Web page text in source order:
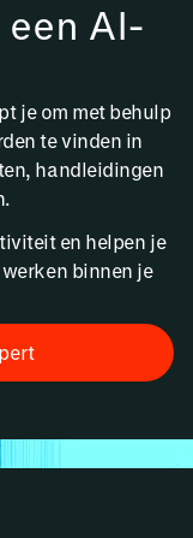
AI-
je om met behulp
te vinden in
handleidingen
en helpen je
binnen je